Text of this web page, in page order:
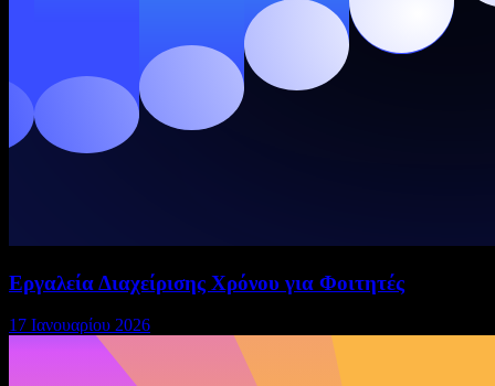
Εργαλεία Διαχείρισης Χρόνου για Φοιτητές
17 Ιανουαρίου 2026